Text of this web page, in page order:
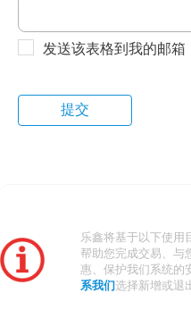
发送该表格到我的邮箱
乐鑫将基于以下使用
帮助您完成交易、与
惠、保护我们系统的
系我们 选择新增或退